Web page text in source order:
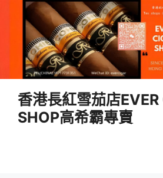
香港長紅雪茄店
SHOP高希霸專賣